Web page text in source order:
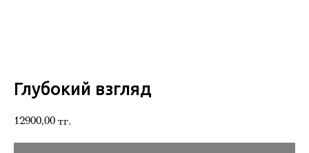
Глубокий взгляд
12900,00 тг.